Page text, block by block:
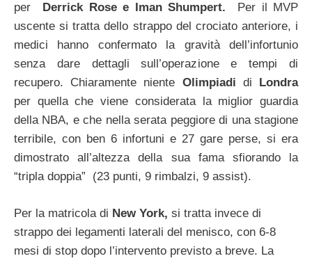
per
Derrick Rose e Iman Shumpert. Per il MVP
uscente si tratta dello strappo del crociato anteriore, i
medici hanno confermato la gravità dell’infortunio
senza dare dettagli sull’operazione e tempi di
recupero. Chiaramente niente Olimpiadi di
Londra
per quella che viene considerata la miglior guardia
della NBA, e che nella serata peggiore di una stagione
terribile, con ben 6 infortuni e 27 gare perse, si era
dimostrato all’altezza della sua fama sfiorando la
“tripla doppia” (23 punti, 9 rimbalzi, 9 assist).
Per la matricola di New York, si tratta invece di
strappo dei legamenti laterali del menisco, con 6-8
mesi di stop dopo l’intervento previsto a breve. La